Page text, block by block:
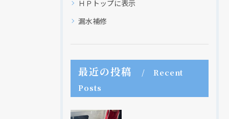
ＨＰトップに表示
漏水補修
最近の投稿
Recent
Posts
クリックでチラシのページにジャンプします
クリックでチラシのページにジャンプします